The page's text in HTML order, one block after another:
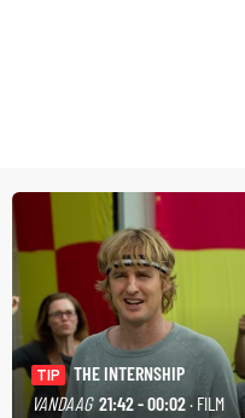
TIP
THE INTERNSHIP
VANDAAG 21:42 - 00:02· FILM